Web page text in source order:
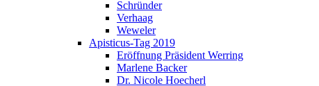
Schründer
Verhaag
Weweler
Apisticus-Tag 2019
Eröffnung Präsident Werring
Marlene Backer
Dr. Nicole Hoecherl